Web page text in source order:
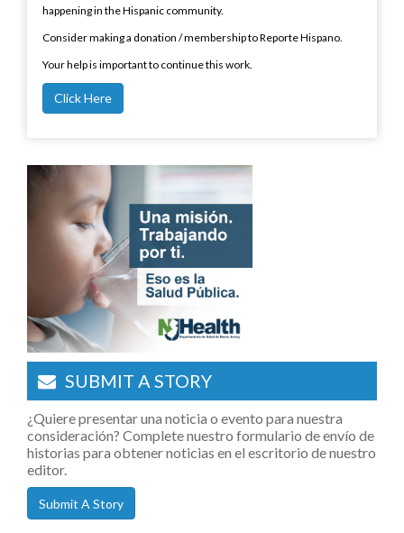
happening in the Hispanic community.
Consider making a donation / membership to Reporte Hispano.
Your help is important to continue this work.
Click Here
SUBMIT A STORY
¿Quiere presentar una noticia o evento para nuestra
consideración? Complete nuestro formulario de envío de
historias para obtener noticias en el escritorio de nuestro
editor.
Submit A Story